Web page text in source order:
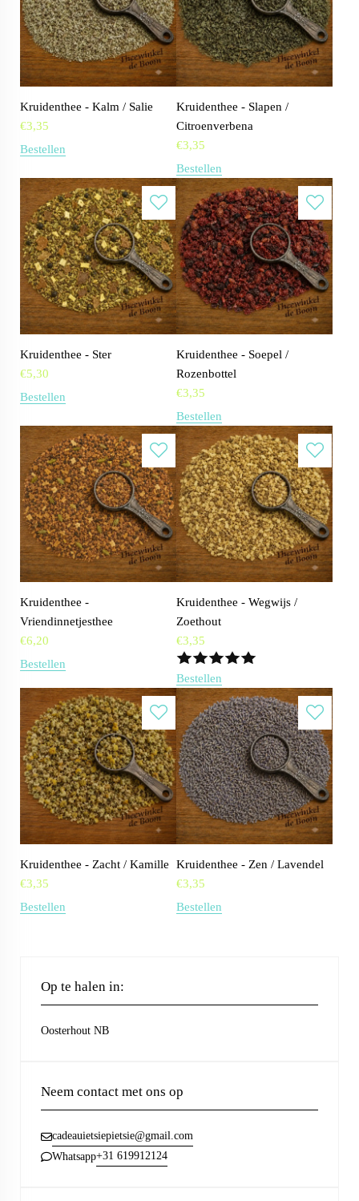
Kruidenthee - Kalm / Salie
€3,35
Bestellen
Kruidenthee - Slapen /
Citroenverbena
€3,35
Bestellen
Kruidenthee - Ster
€5,30
Bestellen
Kruidenthee - Soepel /
Rozenbottel
€3,35
Bestellen
Kruidenthee -
Vriendinnetjesthee
€6,20
Bestellen
Kruidenthee - Wegwijs /
Zoethout
€3,35
Bestellen
Kruidenthee - Zacht / Kamille
€3,35
Bestellen
Kruidenthee - Zen / Lavendel
€3,35
Bestellen
Op te halen in:
Oosterhout NB
Neem contact met ons op
cadeauietsiepietsie@gmail.com
Whatsapp+31 619912124